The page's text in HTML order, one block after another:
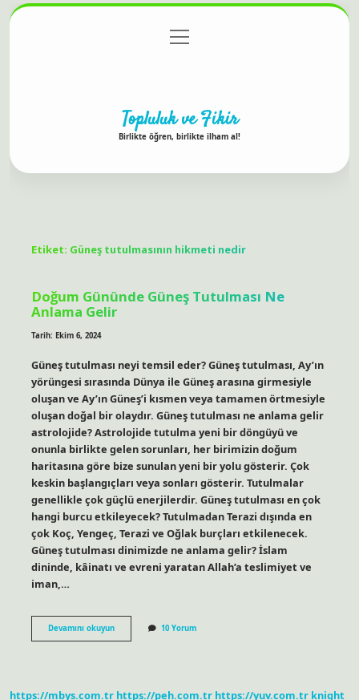
Gizlilik Politikası
menüyü
aç
Topluluk ve Fikir
Birlikte öğren, birlikte ilham al!
Etiket: Güneş tutulmasının hikmeti nedir
Doğum Gününde Güneş Tutulması Ne
Anlama Gelir
Tarih: Ekim 6, 2024
Güneş tutulması neyi temsil eder? Güneş tutulması, Ay’ın
yörüngesi sırasında Dünya ile Güneş arasına girmesiyle
oluşan ve Ay’ın Güneş’i kısmen veya tamamen örtmesiyle
oluşan doğal bir olaydır. Güneş tutulması ne anlama gelir
astrolojide? Astrolojide tutulma yeni bir döngüyü ve
onunla birlikte gelen sorunları, her birimizin doğum
haritasına göre bize sunulan yeni bir yolu gösterir. Çok
keskin başlangıçları veya sonları gösterir. Tutulmalar
genellikle çok güçlü enerjilerdir. Güneş tutulması en çok
hangi burcu etkileyecek? Tutulmadan Terazi dışında en
çok Koç, Yengeç, Terazi ve Oğlak burçları etkilenecek.
Güneş tutulması dinimizde ne anlama gelir? İslam
dininde, kâinatı ve evreni yaratan Allah’a teslimiyet ve
iman,…
Devamını okuyunDoğum
Gününde
Gelir
10 Yorum
https://mbys.com.tr https://peh.com.tr https://yuv.com.tr knight